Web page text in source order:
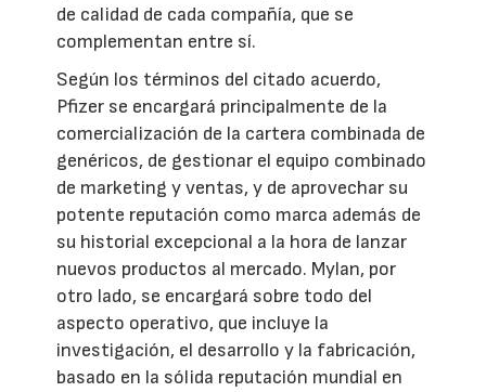
de calidad de cada compañía, que se
complementan entre sí.
Según los términos del citado acuerdo,
Pfizer se encargará principalmente de la
comercialización de la cartera combinada de
genéricos, de gestionar el equipo combinado
de marketing y ventas, y de aprovechar su
potente reputación como marca además de
su historial excepcional a la hora de lanzar
nuevos productos al mercado. Mylan, por
otro lado, se encargará sobre todo del
aspecto operativo, que incluye la
investigación, el desarrollo y la fabricación,
basado en la sólida reputación mundial en